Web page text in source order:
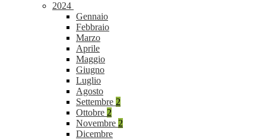
2024
Gennaio
Febbraio
Marzo
Aprile
Maggio
Giugno
Luglio
Agosto
Settembre 2
Ottobre 2
Novembre 2
Dicembre